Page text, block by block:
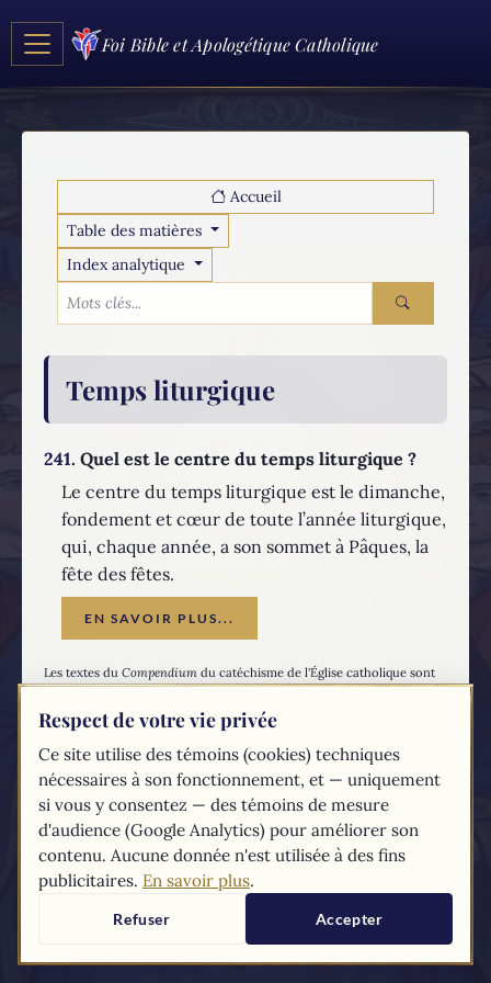
Foi Bible et Apologétique Catholique
Accueil
Table des matières
Index analytique
Temps liturgique
241. Quel est le centre du temps liturgique ?
Le centre du temps liturgique est le dimanche,
fondement et cœur de toute l’année liturgique,
qui, chaque année, a son sommet à Pâques, la
fête des fêtes.
EN SAVOIR PLUS...
Les textes du Compendium du catéchisme de l'Église catholique sont
Respect de votre vie privée
Ce site utilise des témoins (cookies) techniques
nécessaires à son fonctionnement, et — uniquement
si vous y consentez — des témoins de mesure
d'audience (Google Analytics) pour améliorer son
contenu. Aucune donnée n'est utilisée à des fins
publicitaires. En savoir plus.
Refuser Accepter